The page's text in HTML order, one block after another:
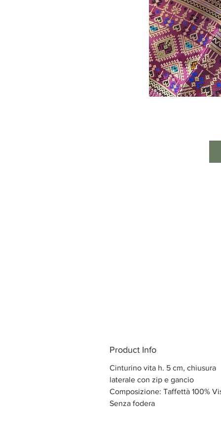
Product Info
Cinturino vita h. 5 cm, chiusura
laterale con zip e gancio
Composizione: Taffettà 100%
Senza fodera